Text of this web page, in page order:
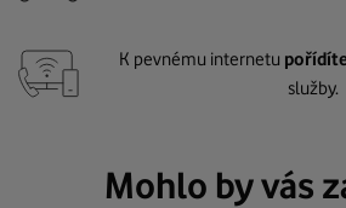
K pevnému internetu
služby.
Mohlo by vás